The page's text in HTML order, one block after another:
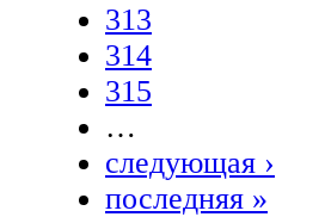
313
314
315
…
следующая ›
последняя »